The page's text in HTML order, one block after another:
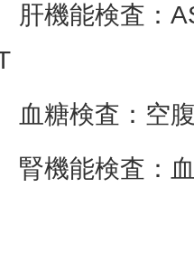
：AST
空腹時
：血清ク